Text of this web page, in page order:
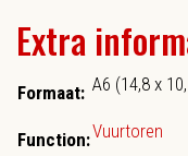
Extra
Formaat: A6 (14,8 x
Function:Vuurtoren